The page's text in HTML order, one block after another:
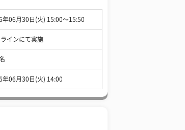
年06月30日(火) 15:00〜15:50
インにて実施
年06月30日(火) 14:00